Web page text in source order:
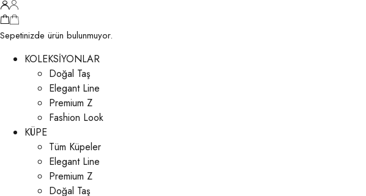
Sepetinizde ürün bulunmuyor.
KOLEKSİYONLAR
Doğal Taş
Elegant Line
Premium Z
Fashion Look
KÜPE
Tüm Küpeler
Elegant Line
Premium Z
Doğal Taş